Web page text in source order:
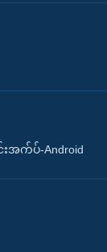
က်ပ်-Android